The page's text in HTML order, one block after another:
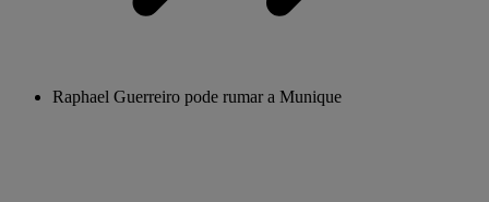
Raphael Guerreiro pode rumar a Munique